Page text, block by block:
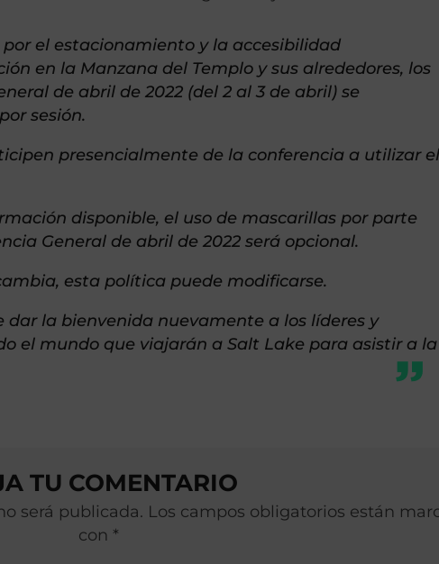
el estacionamiento y la accesibilidad
en la Manzana del Templo y sus alrededores, los
de abril de 2022 (del 2 al 3 de abril) se
sesión.
presencialmente de la conferencia a utilizar el
disponible, el uso de mascarillas por parte
General de abril de 2022 será opcional.
esta política puede modificarse.
dar la bienvenida nuevamente a los líderes y
el mundo que viajarán a Salt Lake para asistir a la
TU COMENTARIO
será publicada. Los campos obligatorios están
con *